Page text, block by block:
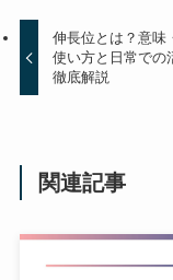
伸長位とは？意味
使い方と日常での
徹底解説
関連記事